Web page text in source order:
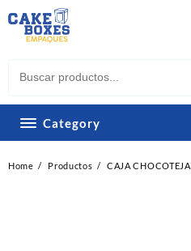
to
content
Category
Home Productos CAJA CHOCOTEJA